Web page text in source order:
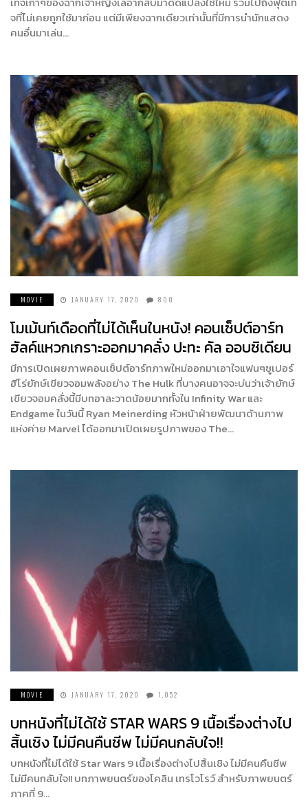
จที่ไม่เคยถูกใช้มาก่อน แต่มีเพียงฉากเดียวเท่านั้นที่มีการนำนักแสดง
คนอื่นมาเล่น…
MOVIE JANUARY 17, 2020 800
โมเม้นท์เดือดที่ไม่ได้เห็นในหนัง! คอนเซ็ปต์อาร์ท
ฮัลค์แหวกเกราะออกมาคลั่ง ปะทะ คัล ออบซิเดียน
มีการเปิดเผยภาพคอนเซ็ปต์อาร์ทภาพใหม่ออกมาเอาใจแฟนๆซูเปอร์
ฮีโร่ยักษ์เขียวจอมพลังอย่าง The Hulk ที่บางคนอาจจะบ่นว่าเจ้ายักษ์
เขียวจอมคลั่งนี้มีบทอาละวาดน้อยมากทั้งใน Infinity War และ
Endgame ในวันนี้ Ryan Meinerding หัวหน้าฝ่ายพัฒนาด้านภาพ
แห่งค่าย Marvel ได้ออกมาเปิดเผยรูปภาพของ The…
MOVIE JANUARY 17, 2020 1,052
บทหนังที่ไม่ได้ใช้ STAR WARS 9 เนื้อเรื่องต่างไป
สิ้นเชิง ไม่มีคนคืนชีพ ไม่มีคนกลับใจ!!
บทหนังที่ไม่ได้ใช้ Star Wars 9 เนื้อเรื่องต่างไปสิ้นเชิง ไม่มีคนคืนชีพ
ไม่มีคนกลับใจ!! บทภาพยนตร์ของโคลิน เทรโวโรว์ สำหรับภาพยนตร์
ภาคที่ 9…